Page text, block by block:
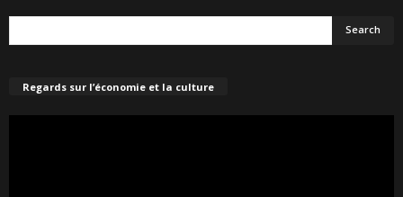
Regards sur l’économie et la culture